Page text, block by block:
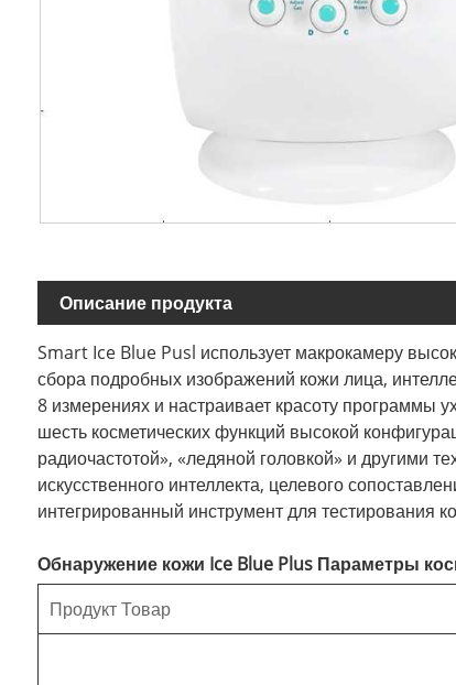
Описание продукта
Smart Ice Blue Pusl использует макрокамеру
сбора подробных изображений кожи лица,
8 измерениях и настраивает красоту программы
шесть косметических функций высокой
радиочастотой», «ледяной головкой» и другими
искусственного интеллекта, целевого
интегрированный инструмент для тестирования
Обнаружение кожи Ice Blue Plus Параметры
Продукт Товар